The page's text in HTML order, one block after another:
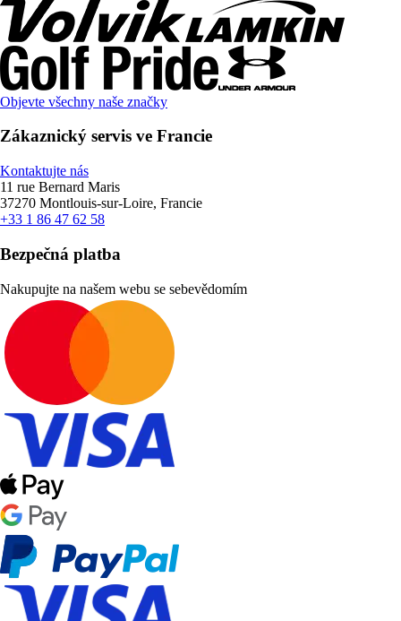
Objevte všechny naše značky
Zákaznický servis ve Francie
Kontaktujte nás
11 rue Bernard Maris
37270 Montlouis-sur-Loire, Francie
+33 1 86 47 62 58
Bezpečná platba
Nakupujte na našem webu se sebevědomím